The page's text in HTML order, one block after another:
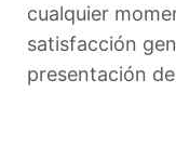
cualquier
satisfacción
presentación